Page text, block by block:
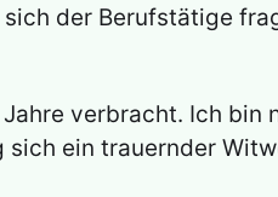
sich der Berufstätige
verbracht. Ich bin
sich ein trauernder